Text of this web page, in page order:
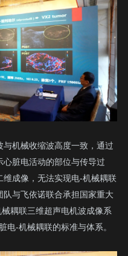
机械收缩波高度一致，通过
脏电活动的部位与传导过
成像，无法实现电-机械耦联
与飞依诺联合承担国家重大
耦联三维超声电机波成像系
电-机械耦联的标准与体系。